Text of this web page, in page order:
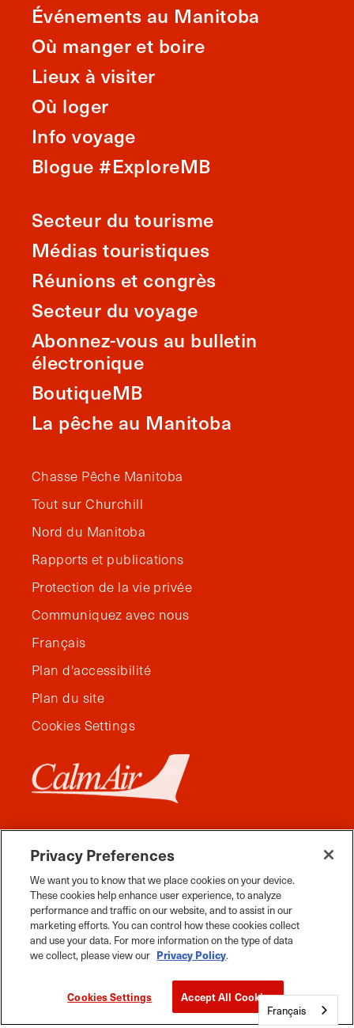
Événements au Manitoba
Où manger et boire
Lieux à visiter
Où loger
Info voyage
Blogue #ExploreMB
Secteur du tourisme
Médias touristiques
Réunions et congrès
Secteur du voyage
Abonnez-vous au bulletin
électronique
BoutiqueMB
La pêche au Manitoba
Chasse Pêche Manitoba
Tout sur Churchill
Nord du Manitoba
Rapports et publications
Protection de la vie privée
Communiquez avec nous
Français
Plan d'accessibilité
Plan du site
Cookies Settings
FacebookInstagramTwitter YouTubePinterestTiktok Whats App
Voyage Manitoba, tous droits réservés, 2026.
Français
Privacy Preferences
We want you to know that we place cookies on your device.
These cookies help enhance user experience, to analyze
performance and traffic on our website, and to assist in our
marketing efforts. You can control how these cookies collect
and use your data. For more information on the type of data
we collect, please view our Privacy Policy.
Cookies Settings Accept All Cookies